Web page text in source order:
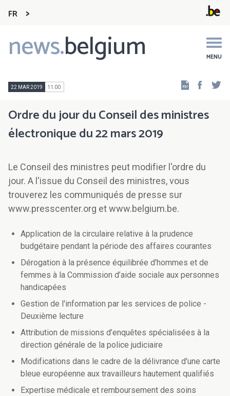
FR
news.belgium MENU
Main
navigation
22 MAR 2019 11:00
Ordre du jour du Conseil des ministres
électronique du 22 mars 2019
Le Conseil des ministres peut modifier l'ordre du
jour. A l'issue du Conseil des ministres, vous
trouverez les communiqués de presse sur
www.presscenter.org et www.belgium.be.
Application de la circulaire relative à la prudence
budgétaire pendant la période des affaires courantes
Dérogation à la présence équilibrée d'hommes et de
femmes à la Commission d’aide sociale aux personnes
handicapées
Gestion de l'information par les services de police -
Deuxième lecture
Attribution de missions d’enquêtes spécialisées à la
direction générale de la police judiciaire
Modifications dans le cadre de la délivrance d'une carte
bleue européenne aux travailleurs hautement qualifiés
Expertise médicale et remboursement des soins